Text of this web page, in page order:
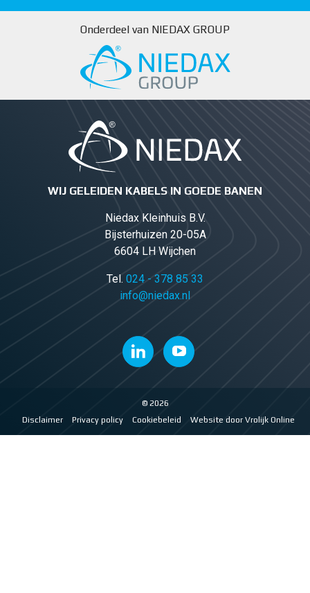
Onderdeel van NIEDAX GROUP
WIJ GELEIDEN KABELS IN GOEDE BANEN
Niedax Kleinhuis B.V.
Bijsterhuizen 20-05A
6604 LH Wijchen
Tel. 024 - 378 85 33
info@niedax.nl
© 2026
Disclaimer
Privacy policy Cookiebeleid Website door Vrolijk Online